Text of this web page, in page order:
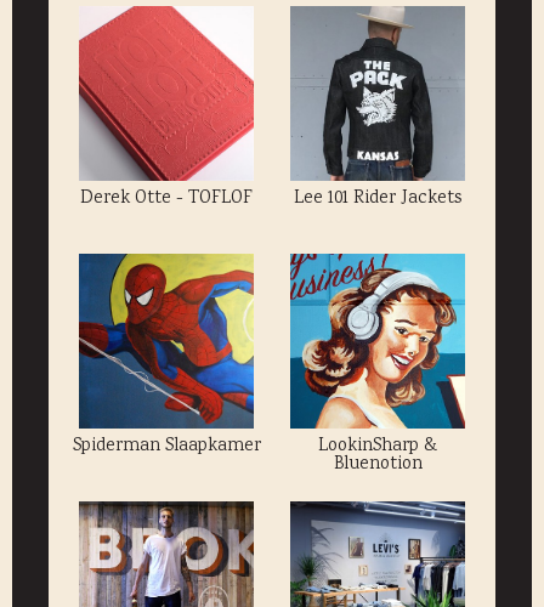
Derek Otte - TOFLOF Lee 101 Rider Jackets
Spiderman Slaapkamer LookinSharp &
Bluenotion